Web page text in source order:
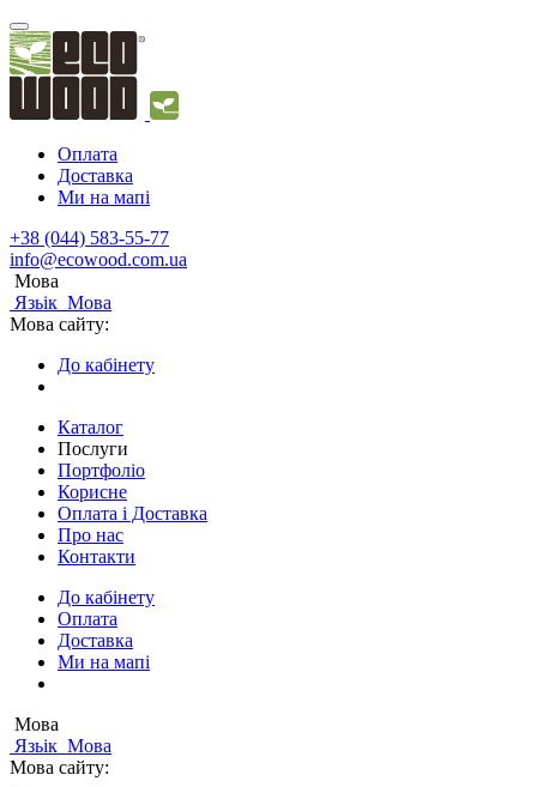
Оплата
Доставка
Ми на мапі
+38 (044) 583-55-77
info@ecowood.com.ua
Мова
Язьік Мова
Мова сайту:
До кабінету
Каталог
Послуги
Портфоліо
Корисне
Оплата і Доставка
Про нас
Контакти
До кабінету
Оплата
Доставка
Ми на мапі
Мова
Язьік Мова
Мова сайту: